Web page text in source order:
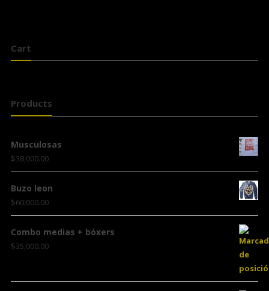
Cart
Products
Musculosas
$38,000.00
Buzo leon
$60,000.00
Combo medias + bóxers
$35,000.00